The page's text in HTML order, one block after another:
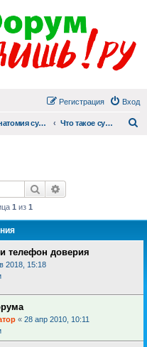
Вход
Регистрация
Анатомия суицида Что такое суицид
Поиск
1 из 1
телефон доверия
2018, 15:18
« 28 апр 2010, 10:11